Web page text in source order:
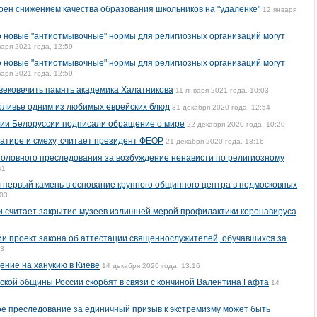
снижением качества образования школьников на "удаленке" 12 января
новые "антиотмывочные" нормы для религиозных организаций могут
2021 года, 12:59
новые "антиотмывочные" нормы для религиозных организаций могут
2021 года, 12:59
память академика Халатникова 11 января 2021 года, 10:03
одним из любимых еврейских блюд 31 декабря 2020 года, 12:54
Белоруссии подписали обращение о мире 22 декабря 2020 года, 10:20
и смеху, считает президент ФЕОР 21 декабря 2020 года, 18:16
преследования за возбуждение ненависти по религиозному
камень в основание крупного общинного центра в подмосковных
считает закрытие музеев излишней мерой профилактики коронавируса
проект закона об аттестации священнослужителей, обучавшихся за
на ханукию в Киеве 14 декабря 2020 года, 13:16
общины России скорбят в связи с кончиной Валентина Гафта 14
преследование за единичный призыв к экстремизму может быть